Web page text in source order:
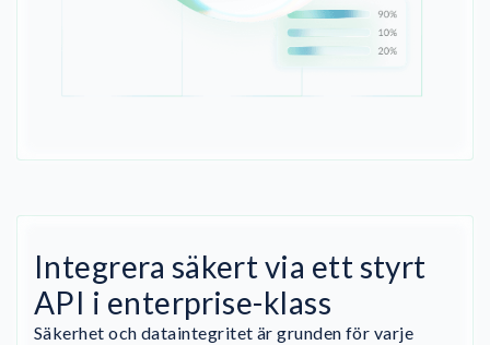
Integrera säkert via ett styrt
API i enterprise-klass
Säkerhet och dataintegritet är grunden för varje